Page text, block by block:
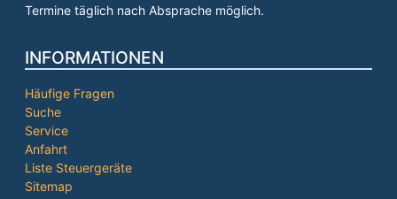
Termine täglich nach Absprache möglich.
INFORMATIONEN
Häufige Fragen
Suche
Service
Anfahrt
Liste Steuergeräte
Sitemap